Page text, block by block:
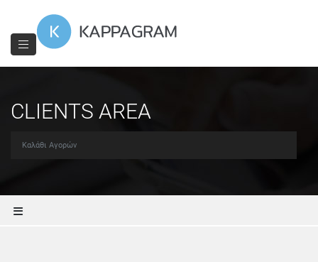
CLIENTS AREA
Καλάθι Αγορών